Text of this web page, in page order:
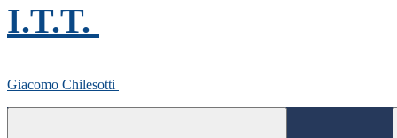
I.T.T.
Giacomo Chilesotti